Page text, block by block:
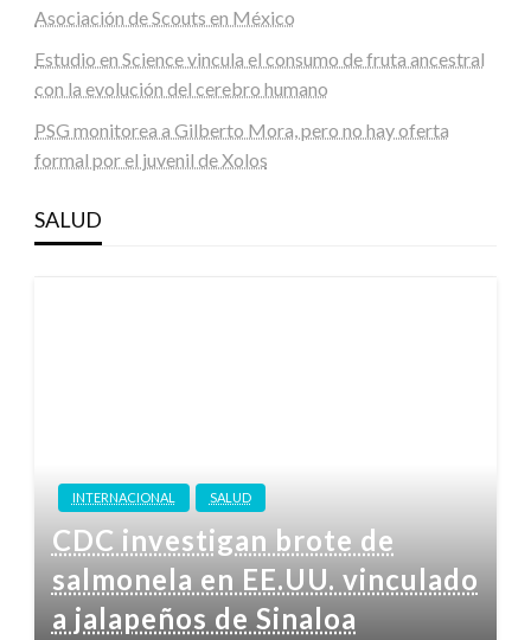
Asociación de Scouts en México
Estudio en Science vincula el consumo de fruta ancestral
con la evolución del cerebro humano
PSG monitorea a Gilberto Mora, pero no hay oferta
formal por el juvenil de Xolos
SALUD
INTERNACIONAL SALUD
CDC investigan brote de
salmonela en EE.UU. vinculado
a jalapeños de Sinaloa